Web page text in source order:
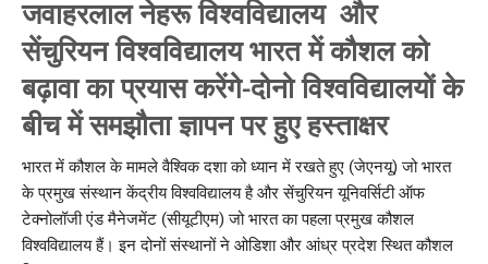
देश
राजस्थान
जालोर
खेल
शिक्षा
जवाहरलाल नेहरू विश्वविद्यालय और
सेंचुरियन विश्वविद्यालय भारत में कौशल को
बढ़ावा का प्रयास करेंगे-दोनो विश्वविद्यालयों के
बीच में समझौता ज्ञापन पर हुए हस्ताक्षर
भारत में कौशल के मामले वैश्विक दशा को ध्यान में रखते हुए (जेएनयू) जो भारत
के प्रमुख संस्थान केंद्रीय विश्वविद्यालय है और सेंचुरियन यूनिवर्सिटी ऑफ
टेक्नोलॉजी एंड मैनेजमेंट (सीयूटीएम) जो भारत का पहला प्रमुख कौशल
विश्वविद्यालय हैं। इन दोनों संस्थानों ने ओडिशा और आंध्र प्रदेश स्थित कौशल